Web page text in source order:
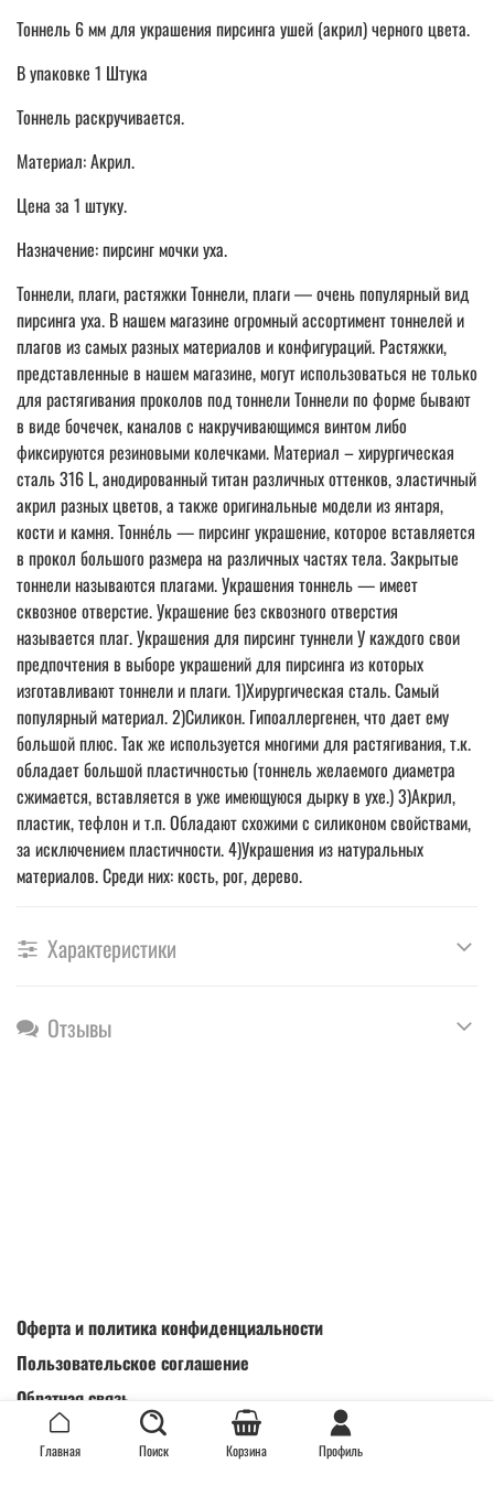
Тоннель 6 мм для украшения пирсинга ушей (акрил) черного цвета.
В упаковке 1 Штука
Тоннель раскручивается.
Материал: Акрил.
Цена за 1 штуку.
Назначение: пирсинг мочки уха.
Тоннели, плаги, растяжки Тоннели, плаги ― очень популярный вид
пирсинга уха. В нашем магазине огромный ассортимент тоннелей и
плагов из самых разных материалов и конфигураций. Растяжки,
представленные в нашем магазине, могут использоваться не только
для растягивания проколов под тоннели Тоннели по форме бывают
в виде бочечек, каналов с накручивающимся винтом либо
фиксируются резиновыми колечками. Материал – хирургическая
сталь 316 L, анодированный титан различных оттенков, эластичный
акрил разных цветов, а также оригинальные модели из янтаря,
кости и камня. Тонне́ль — пирсинг украшение, которое вставляется
в прокол большого размера на различных частях тела. Закрытые
тоннели называются плагами. Украшения тоннель — имеет
сквозное отверстие. Украшение без сквозного отверстия
называется плаг. Украшения для пирсинг туннели У каждого свои
предпочтения в выборе украшений для пирсинга из которых
изготавливают тоннели и плаги. 1)Хирургическая сталь. Самый
популярный материал. 2)Силикон. Гипоаллергенен, что дает ему
большой плюс. Так же используется многими для растягивания, т.к.
обладает большой пластичностью (тоннель желаемого диаметра
сжимается, вставляется в уже имеющуюся дырку в ухе.) 3)Акрил,
пластик, тефлон и т.п. Обладают схожими с силиконом свойствами,
за исключением пластичности. 4)Украшения из натуральных
материалов. Среди них: кость, рог, дерево.
Характеристики
Отзывы
Оферта и политика конфиденциальности
Пользовательское соглашение
Обратная связь
Интернет-магазин создан на inSales
Главная Поиск Корзина Профиль